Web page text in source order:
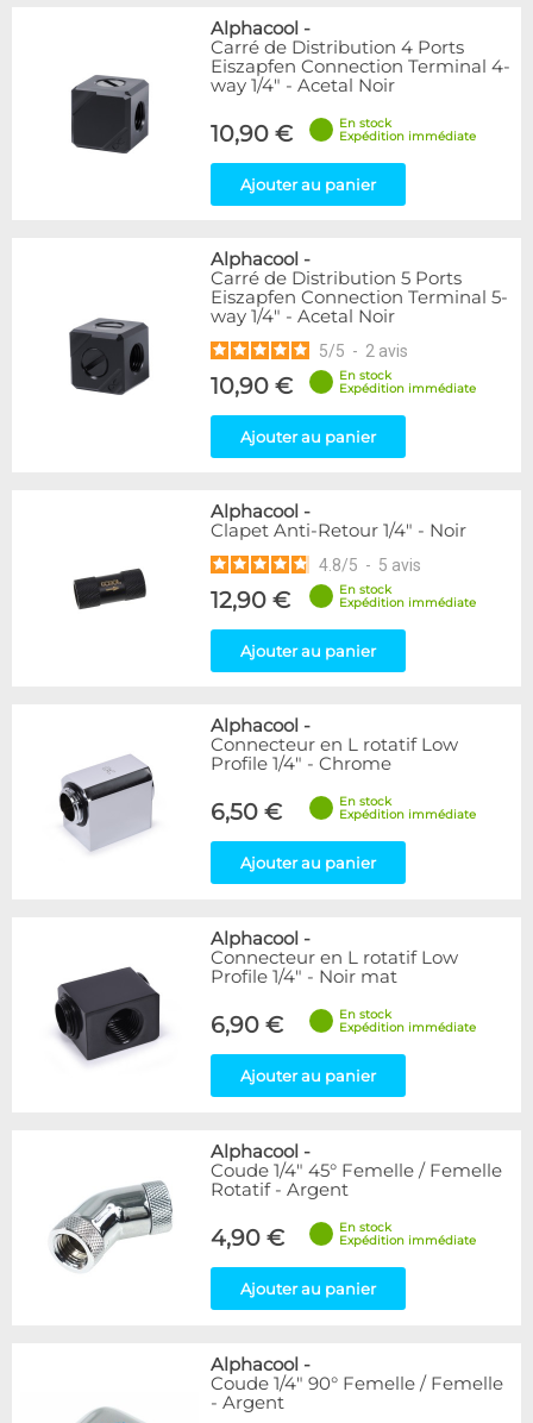
Alphacool -
Carré de Distribution 4 Ports
Eiszapfen Connection Terminal 4-
way 1/4" - Acetal Noir
10,90 €
En stock
Expédition immédiate
Ajouter au panier
Alphacool -
Carré de Distribution 5 Ports
Eiszapfen Connection Terminal 5-
way 1/4" - Acetal Noir
5/5 - 2 avis
10,90 €
En stock
Expédition immédiate
Ajouter au panier
Alphacool -
Clapet Anti-Retour 1/4" - Noir
4.8/5 - 5 avis
12,90 €
En stock
Expédition immédiate
Ajouter au panier
Alphacool -
Connecteur en L rotatif Low
Profile 1/4" - Chrome
6,50 €
En stock
Expédition immédiate
Ajouter au panier
Alphacool -
Connecteur en L rotatif Low
Profile 1/4" - Noir mat
6,90 €
En stock
Expédition immédiate
Ajouter au panier
Alphacool -
Coude 1/4" 45° Femelle / Femelle
Rotatif - Argent
4,90 €
En stock
Expédition immédiate
Ajouter au panier
Alphacool -
Coude 1/4" 90° Femelle / Femelle
- Argent